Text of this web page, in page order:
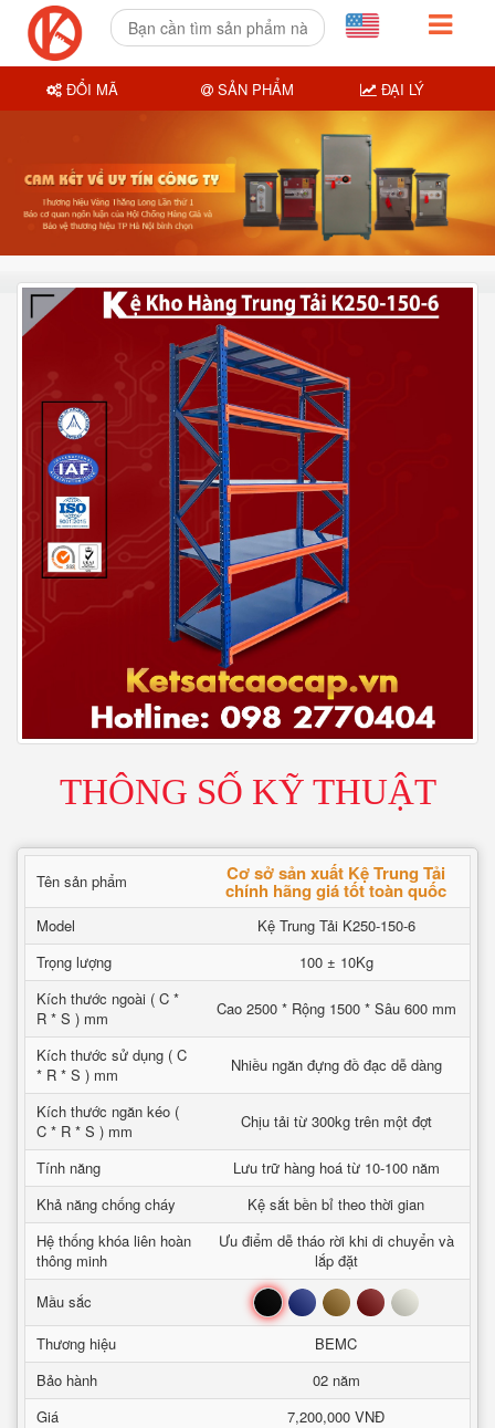
THÔNG SỐ KỸ THUẬT
Tên sản phẩm Cơ sở sản xuất Kệ Trung Tải
chính hãng giá tốt toàn quốc
Model
Kệ Trung Tải K250-150-6
Trọng lượng
100 ± 10Kg
Kích thước ngoài ( C *
R * S ) mm
Cao 2500 * Rộng 1500 * Sâu 600 mm
Kích thước sử dụng ( C
* R * S ) mm
Nhiều ngăn đựng đồ đạc dễ dàng
Kích thước ngăn kéo (
C * R * S ) mm
Chịu tải từ 300kg trên một đợt
Tính năng
Lưu trữ hàng hoá từ 10-100 năm
Khả năng chống cháy
Kệ sắt bền bỉ theo thời gian
Hệ thống khóa liên hoàn
thông minh
Ưu điểm dễ tháo rời khi di chuyển và
lắp đặt
Mầu sắc
Đen Xanh Nâu Đỏ Trắng
Thương hiệu
BEMC
Bảo hành
02 năm
Giá
7,200,000 VNĐ
ĐỔI MÃ SẢN PHẨM ĐẠI LÝ